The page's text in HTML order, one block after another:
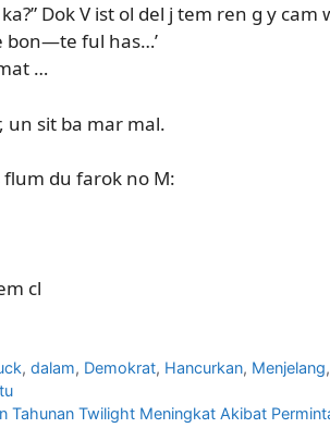
ka?” Dok V ist ol del j tem ren g y
bon—te ful has…’
…
un sit ba mar mal.
flum du farok no M:
cl
,dalam, Demokrat, Hancurkan, Menjelang,
Tahunan Twilight Meningkat Akibat